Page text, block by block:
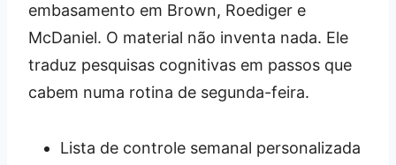
embasamento em Brown, Roediger e
McDaniel. O material não inventa nada. Ele
traduz pesquisas cognitivas em passos que
cabem numa rotina de segunda-feira.
Lista de controle semanal personalizada